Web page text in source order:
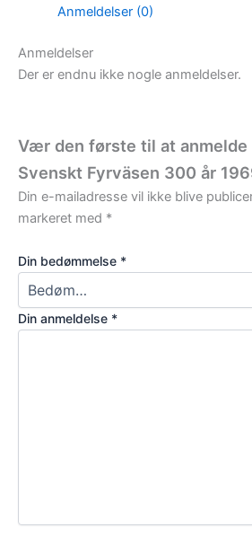
Anmeldelser (0)
Anmeldelser
Der er endnu ikke nogle anmeldelser.
Vær den første til at anmelde
Svenskt Fyrväsen 300 år
Din e-mailadresse vil ikke blive
markeret med *
Din bedømmelse *
Din anmeldelse *